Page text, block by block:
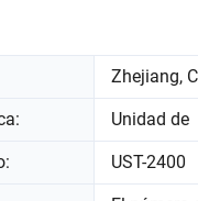
Zhejiang,
Unidad de
UST-2400